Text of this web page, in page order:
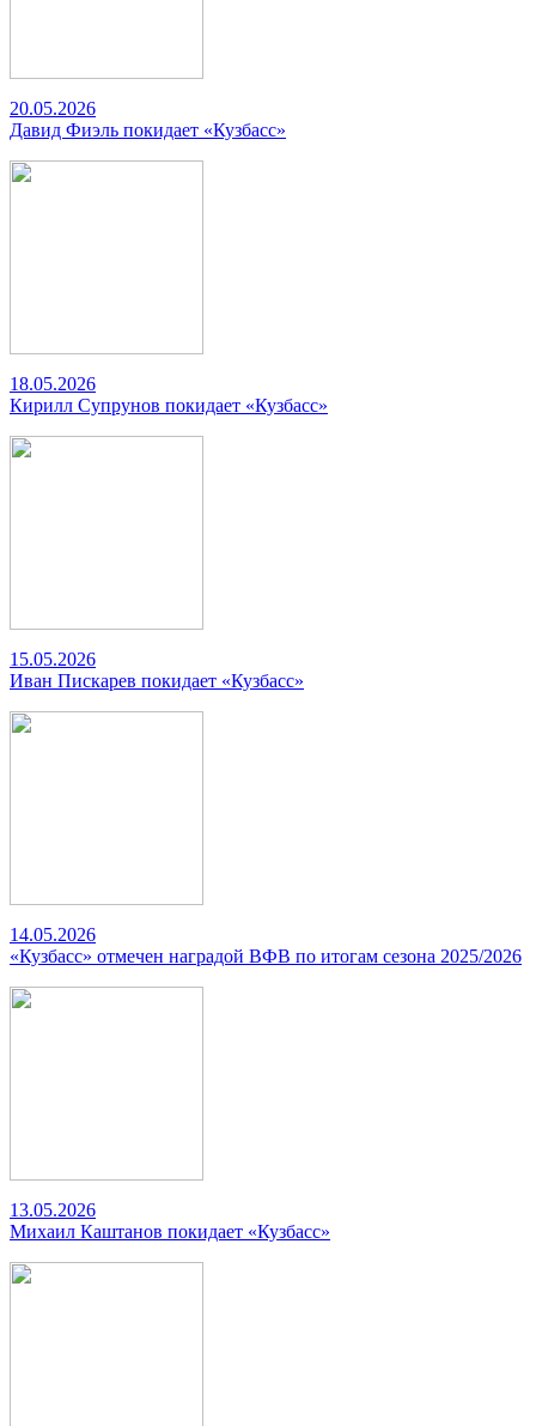
20.05.2026
Давид Фиэль покидает «Кузбасс»
18.05.2026
Кирилл Супрунов покидает «Кузбасс»
15.05.2026
Иван Пискарев покидает «Кузбасс»
14.05.2026
«Кузбасс» отмечен наградой ВФВ по итогам сезона 2025/2026
13.05.2026
Михаил Каштанов покидает «Кузбасс»